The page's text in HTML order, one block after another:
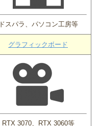
ドスパラ、パソコン工房等
グラフィックボード
RTX 3070、RTX 3060等